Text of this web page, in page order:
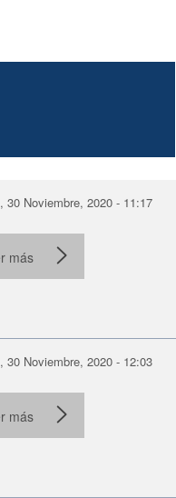
30 Noviembre, 2020 - 11:17
más
30 Noviembre, 2020 - 12:03
más